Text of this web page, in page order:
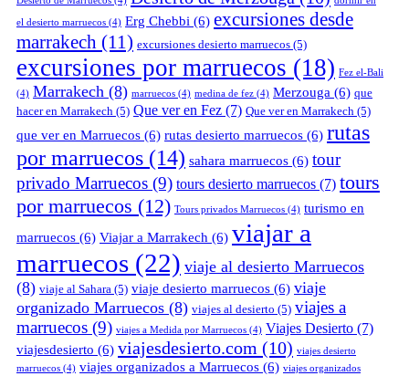
el desierto marruecos (4) Erg Chebbi (6) excursiones desde
marrakech (11) excursiones desierto marruecos (5)
excursiones por marruecos (18) Fez el-Bali
(4) Marrakech (8) marruecos (4) medina de fez (4) Merzouga (6) que
hacer en Marrakech (5) Que ver en Fez (7) Que ver en Marrakech (5)
que ver en Marruecos (6) rutas desierto marruecos (6) rutas
por marruecos (14) sahara marruecos (6) tour
privado Marruecos (9) tours desierto marruecos (7) tours
por marruecos (12) Tours privados Marruecos (4) turismo en
marruecos (6) Viajar a Marrakech (6) viajar a
marruecos (22) viaje al desierto Marruecos
(8) viaje al Sahara (5) viaje desierto marruecos (6) viaje
organizado Marruecos (8) viajes al desierto (5) viajes a
marruecos (9) viajes a Medida por Marruecos (4) Viajes Desierto (7)
viajesdesierto (6) viajesdesierto.com (10) viajes desierto
marruecos (4) viajes organizados a Marruecos (6) viajes organizados